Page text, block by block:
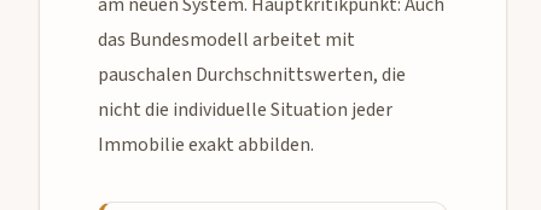
das Bundesmodell arbeitet mit
pauschalen Durchschnittswerten, die
nicht die individuelle Situation jeder
Immobilie exakt abbilden.